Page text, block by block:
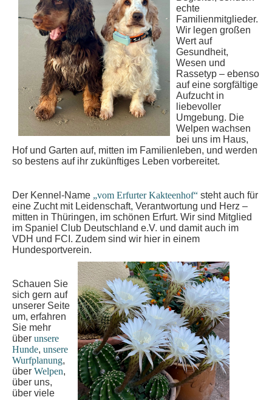
echte
Familienmitglieder.
Wir legen großen
Wert auf
Gesundheit,
Wesen und
Rassetyp – ebenso
auf eine sorgfältige
Aufzucht in
liebevoller
Umgebung. Die
Welpen wachsen
bei uns im Haus,
Hof und Garten auf, mitten im Familienleben, und werden
so bestens auf ihr zukünftiges Leben vorbereitet.
Der Kennel-Name „vom Erfurter Kakteenhof“ steht auch für
eine Zucht mit Leidenschaft, Verantwortung und Herz –
mitten in Thüringen, im schönen Erfurt. Wir sind Mitglied
im Spaniel Club Deutschland e.V. und damit auch im
VDH und FCI. Zudem sind wir hier in einem
Hundesportverein.
Schauen Sie
sich gern auf
unserer Seite
um, erfahren
Sie mehr
über unsere
Hunde, unsere
Wurfplanung,
über Welpen,
über uns,
über viele